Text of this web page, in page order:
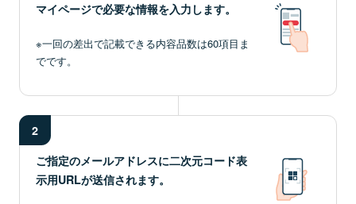
マイページで必要な情報を入力します。
※一回の差出で記載できる内容品数は60項目ま
でです。
2
ご指定のメールアドレスに二次元コード表
示用URLが送信されます。